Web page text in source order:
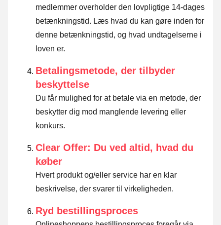
medlemmer overholder den lovpligtige 14-dages
betænkningstid. Læs hvad du kan gøre inden for
denne betænkningstid, og hvad undtagelserne i
loven er.
Betalingsmetode, der tilbyder
beskyttelse
Du får mulighed for at betale via en metode, der
beskytter dig mod manglende levering eller
konkurs.
Clear Offer: Du ved altid, hvad du
køber
Hvert produkt og/eller service har en klar
beskrivelse, der svarer til virkeligheden.
Ryd bestillingsproces